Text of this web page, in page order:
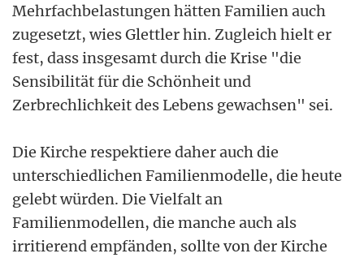
Mehrfachbelastungen hätten Familien auch
zugesetzt, wies Glettler hin. Zugleich hielt er
fest, dass insgesamt durch die Krise "die
Sensibilität für die Schönheit und
Zerbrechlichkeit des Lebens gewachsen" sei.
Die Kirche respektiere daher auch die
unterschiedlichen Familienmodelle, die heute
gelebt würden. Die Vielfalt an
Familienmodellen, die manche auch als
irritierend empfänden, sollte von der Kirche